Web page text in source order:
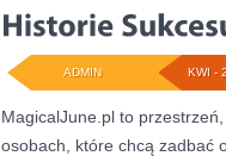
KWI -
ADMIN
MagicalJune.pl to
osobach, które chcą zadbać